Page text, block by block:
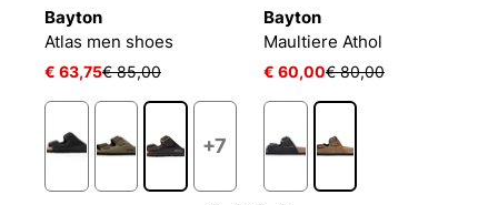
Bayton
Atlas men shoes
€ 63,75€ 85,00
+7
Bayton
Maultiere Athol
€ 60,00€ 80,00